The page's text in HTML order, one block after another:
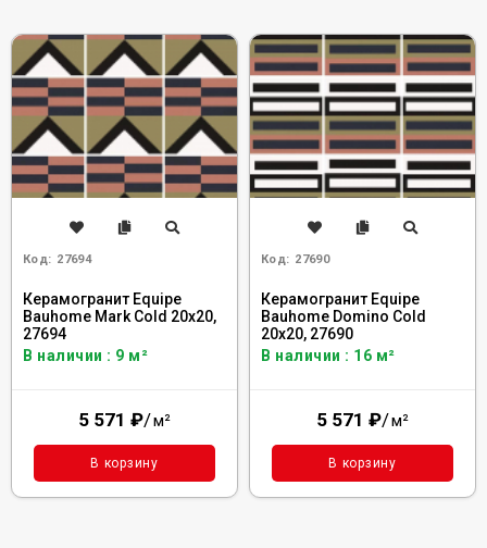
Код: 27694
Керамогранит Equipe
Bauhome Mark Cold 20x20,
27694
В наличии : 9 м²
5 571 ₽/м²
В корзину
Код: 27690
Керамогранит Equipe
Bauhome Domino Cold
20x20, 27690
В наличии : 16 м²
5 571 ₽/м²
В корзину